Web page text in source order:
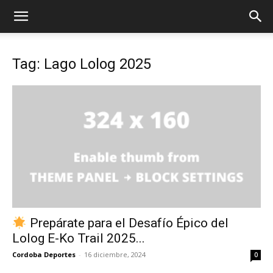
Tag: Lago Lolog 2025
Prepárate para el Desafío Épico del
Lolog E-Ko Trail 2025...
Cordoba Deportes - 16 diciembre, 2024 0